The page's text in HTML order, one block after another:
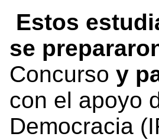
Estos
se
Concurso y
con el apoyo
Democracia